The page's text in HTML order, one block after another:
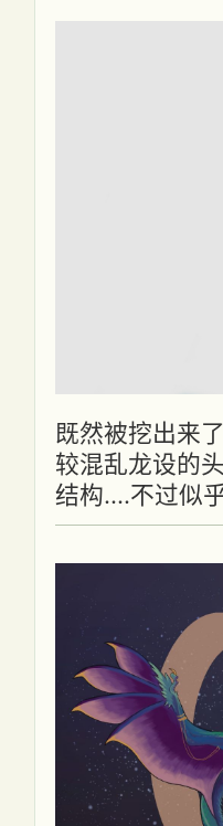
既然被挖出来
较混乱龙设的
结构....不过似